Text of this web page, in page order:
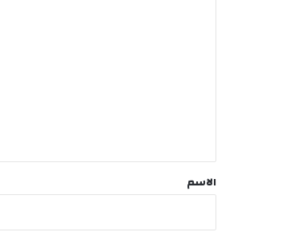
*
الاسم